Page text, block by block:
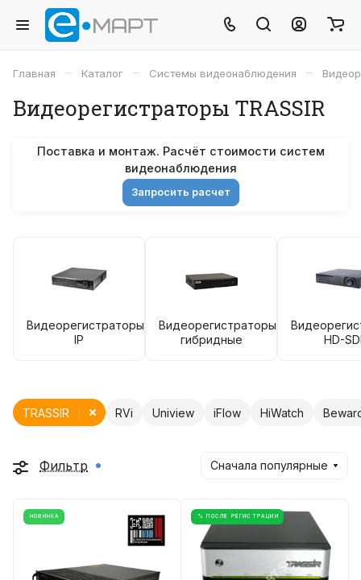
Главная – Каталог – Системы видеонаблюдения –
Видеорегистраторы TRASSIR
Поставка и монтаж. Расчёт стоимости систем
видеонаблюдения
Запросить расчет
Видеорегистраторы
IP
Видеорегистраторы
гибридные
HD-
RVi Uniview iFlow HiWatch
TRASSIR
Фильтр Сначала популярные
НОВИНКА % ПОСЛЕ РЕГИСТРАЦИИ